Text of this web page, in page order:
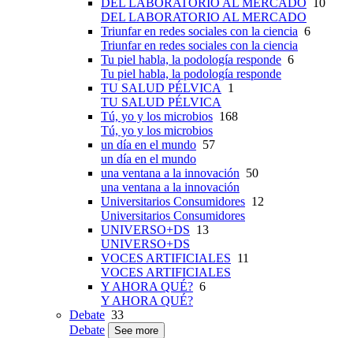
DEL LABORATORIO AL MERCADO 10
DEL LABORATORIO AL MERCADO
Triunfar en redes sociales con la ciencia 6
Triunfar en redes sociales con la ciencia
Tu piel habla, la podología responde 6
Tu piel habla, la podología responde
TU SALUD PÉLVICA
1
TU SALUD PÉLVICA
Tú, yo y los microbios 168
Tú, yo y los microbios
un día en el mundo 57
un día en el mundo
una ventana a la innovación 50
una ventana a la innovación
Universitarios Consumidores 12
Universitarios Consumidores
UNIVERSO+DS 13
UNIVERSO+DS
VOCES ARTIFICIALES 11
VOCES ARTIFICIALES
Y AHORA QUÉ? 6
Y AHORA QUÉ?
Debate 33
Debate
See more